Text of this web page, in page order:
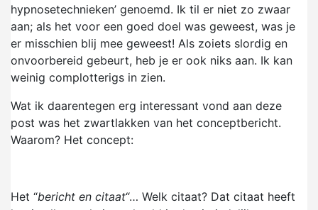
hypnosetechnieken’ genoemd. Ik til er niet zo zwaar
aan; als het voor een goed doel was geweest, was je
er misschien blij mee geweest! Als zoiets slordig en
onvoorbereid gebeurt, heb je er ook niks aan. Ik kan
weinig complotterigs in zien.
Wat ik daarentegen erg interessant vond aan deze
post was het zwartlakken van het conceptbericht.
Waarom? Het concept:
Het “bericht en citaat“… Welk citaat? Dat citaat heeft